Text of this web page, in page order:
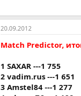
20.09.2012
Мatch Predictor,
1 SAXAR ---1 755
2 vadim.rus ---1 651
3 Amstel84 ---1 277